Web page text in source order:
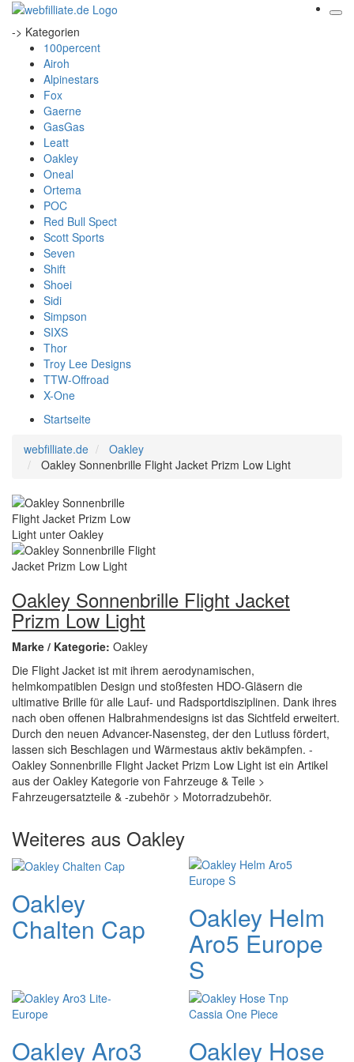
-> Kategorien
100percent
Airoh
Alpinestars
Fox
Gaerne
GasGas
Leatt
Oakley
Oneal
Ortema
POC
Red Bull Spect
Scott Sports
Seven
Shift
Shoei
Sidi
Simpson
SIXS
Thor
Troy Lee Designs
TTW-Offroad
X-One
Startseite
webfilliate.de
Oakley
Oakley Sonnenbrille Flight Jacket Prizm Low Light
Oakley Sonnenbrille Flight Jacket
Prizm Low Light
Marke / Kategorie: Oakley
Die Flight Jacket ist mit ihrem aerodynamischen,
helmkompatiblen Design und stoßfesten HDO-Gläsern die
ultimative Brille für alle Lauf- und Radsportdisziplinen. Dank ihres
nach oben offenen Halbrahmendesigns ist das Sichtfeld erweitert.
Durch den neuen Advancer-Nasensteg, der den Lutluss fördert,
lassen sich Beschlagen und Wärmestaus aktiv bekämpfen. -
Oakley Sonnenbrille Flight Jacket Prizm Low Light ist ein Artikel
aus der Oakley Kategorie von Fahrzeuge & Teile >
Fahrzeugersatzteile & -zubehör > Motorradzubehör.
Weiteres aus Oakley
Oakley
Chalten Cap Oakley Helm
Aro5 Europe
S
Oakley Aro3 Oakley Hose